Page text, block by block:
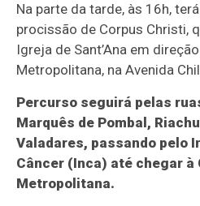
Na parte da tarde, às 16h,
procissão de Corpus Christi,
Igreja de Sant’Ana em
Metropolitana, na Avenida
Percurso seguirá pelas
Marquês de Pombal,
Valadares, passando pelo
Câncer (Inca) até chegar à
Metropolitana.